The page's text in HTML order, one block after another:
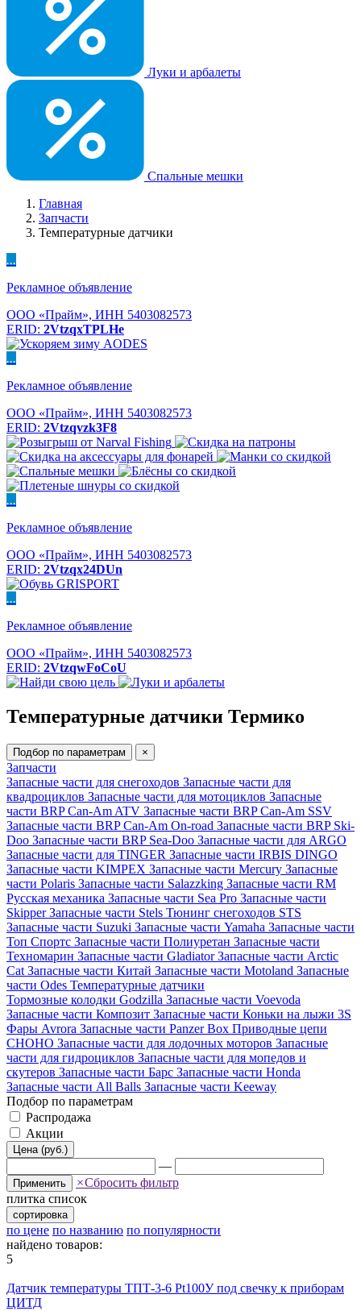
Луки и арбалеты
Спальные мешки
Главная
Запчасти
Температурные датчики
...
Рекламное объявление
ООО «Прайм», ИНН 5403082573
ERID: 2VtzqxTPLHe
...
Рекламное объявление
ООО «Прайм», ИНН 5403082573
ERID: 2Vtzqvzk3F8
...
Рекламное объявление
ООО «Прайм», ИНН 5403082573
ERID: 2Vtzqx24DUn
...
Рекламное объявление
ООО «Прайм», ИНН 5403082573
ERID: 2VtzqwFoCoU
Температурные датчики Термико
Подбор по параметрам ×
Запчасти
Запасные части для снегоходов Запасные части для
квадроциклов Запасные части для мотоциклов Запасные
части BRP Can-Am ATV Запасные части BRP Can-Am SSV
Запасные части BRP Can-Am On-road Запасные части BRP Ski-
Doo Запасные части BRP Sea-Doo Запасные части для ARGO
Запасные части для TINGER Запасные части IRBIS DINGO
Запасные части KIMPEX Запасные части Mercury Запасные
части Polaris Запасные части Salazzking Запасные части RM
Русская механика Запасные части Sea Pro Запасные части
SkipperЗапасные части Stels Тюнинг снегоходов STS
Запасные части Suzuki Запасные части Yamaha Запасные части
Топ Спортс Запасные части Полиуретан Запасные части
Техномарин Запасные части GladiatorЗапасные части Arctic
Cat Запасные части Китай Запасные части Motoland Запасные
части Odes Температурные датчики
Тормозные колодки Godzilla Запасные части Voevoda
Запасные части Композит Запасные части Коньки на лыжи 3S
Фары Avrora Запасные части Panzer Box Приводные цепи
CHOHO Запасные части для лодочных моторов Запасные
части для гидроциклов Запасные части для мопедов и
скутеров Запасные части Барс Запасные части Honda
Запасные части All Balls Запасные части Keeway
Подбор по параметрам
Распродажа
Акции
Цена (руб.)
—
Применить ×Сбросить фильтр
плитка список
сортировка
по цене по названию по популярности
найдено товаров:
5
Датчик температуры ТПТ-3-6 Pt100У под свечку к приборам
ЦИТД